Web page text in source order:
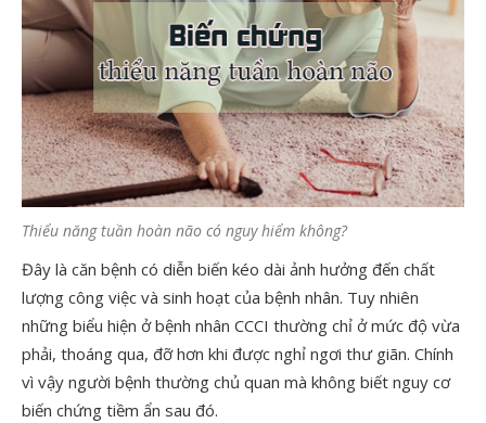
Thiểu năng tuần hoàn não có nguy hiểm không?
Đây là căn bệnh có diễn biến kéo dài ảnh hưởng đến chất
lượng công việc và sinh hoạt của bệnh nhân. Tuy nhiên
những biểu hiện ở bệnh nhân CCCI thường chỉ ở mức độ vừa
phải, thoáng qua, đỡ hơn khi được nghỉ ngơi thư giãn. Chính
vì vậy người bệnh thường chủ quan mà không biết nguy cơ
biến chứng tiềm ẩn sau đó.